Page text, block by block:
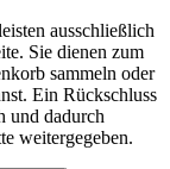
ausschließlich
Sie dienen zum
sammeln oder
Ein Rückschluss
und dadurch
weitergegeben.